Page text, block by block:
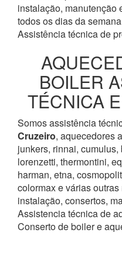
instalação, manutenção
todos os dias da
Assistência técnica de
BOILER
TÉCNICA
Somos assistência
Cruzeiro, aquecedores
junkers, rinnai,
lorenzetti, thermontini,
harman, etna,
colormax e várias
instalação, consertos,
Assistencia técnica de
Conserto de boiler e